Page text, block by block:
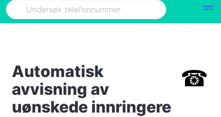
Automatisk
avvisning av
uønskede innringere